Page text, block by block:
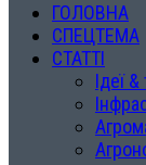
ГОЛОВНА
СПЕЦТЕМА
СТАТТІ
Ідеї